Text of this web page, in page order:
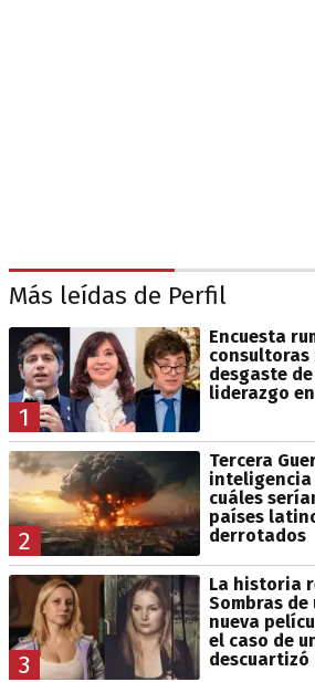
Más leídas de Perfil
1
Encuesta
consultoras
desgaste
liderazgo
2
Tercera
cuáles
países
derrotados
3
La historia
Sombras de
nueva
el caso de
descuartizó